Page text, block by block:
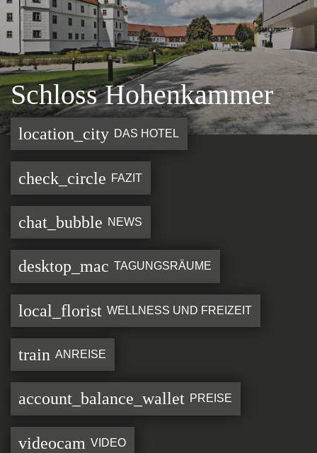
Schloss Hohenkammer
location_city DAS HOTEL
check_circle FAZIT
chat_bubble NEWS
desktop_mac TAGUNGSRÄUME
local_florist WELLNESS UND FREIZEIT
train ANREISE
account_balance_wallet PREISE
videocam VIDEO